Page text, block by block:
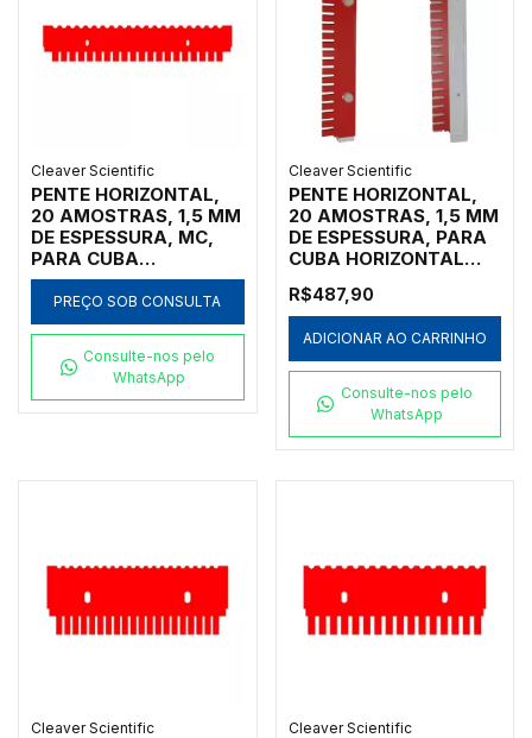
Cleaver Scientific
PENTE HORIZONTAL,
20 AMOSTRAS, 1,5 MM
DE ESPESSURA, MC,
PARA CUBA
HORIZONTAL MARCA
CLEAVER SCIENTIFIC
MODELOS MSMAXI10,
MSMAXI20, MSMAXI25
E MSMAXIDUO -
CÓDIGO MS20-20MC-
PREÇO SOB CONSULTA
Consulte-nos pelo
WhatsApp
Cleaver Scientific
PENTE HORIZONTAL,
20 AMOSTRAS, 1,5 MM
DE ESPESSURA, PARA
CUBA HORIZONTAL
SCIENTIFIC MODELOS
MSCHOICE7,
MSCHOICE10,
MSCHOICE15,
MSCHOICETRIO,
MSCHOICETRIO15,
MSCHOICEST20 E
MSCHOICEST25 -
R$487,90
ADICIONAR AO CARRINHO
Consulte-nos pelo
WhatsApp
Cleaver Scientific Cleaver Scientific